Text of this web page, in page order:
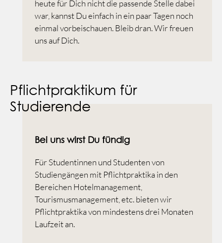
heute für Dich nicht die passende Stelle dabei
war, kannst Du einfach in ein paar Tagen noch
einmal vorbeischauen. Bleib dran. Wir freuen
uns auf Dich.
Pflichtpraktikum für
Studierende
Bei uns wirst Du fündig
Für Studentinnen und Studenten von
Studiengängen mit Pflichtpraktika in den
Bereichen Hotelmanagement,
Tourismusmanagement, etc. bieten wir
Pflichtpraktika von mindestens drei Monaten
Laufzeit an.